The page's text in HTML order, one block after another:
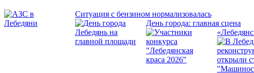
Ситуация с бензином нормализовалась
День города: главная сцена